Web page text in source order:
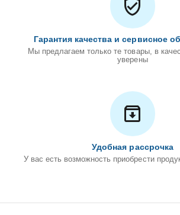
Гарантия качества и сервисное
Мы предлагаем только те товары, в
уверены
Удобная рассрочка
У вас есть возможность приобрести